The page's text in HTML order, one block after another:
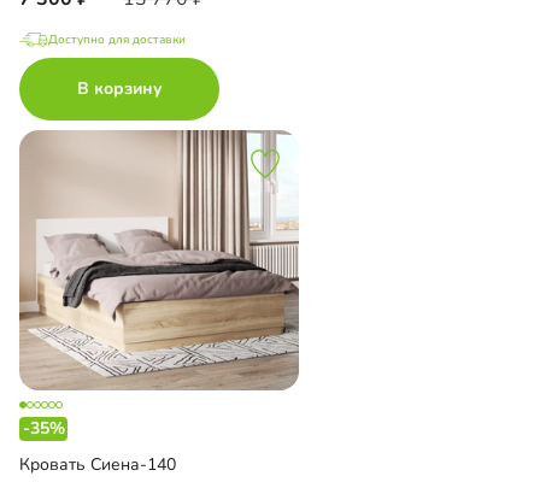
Доступно для доставки
В корзину
-35%
Кровать Сиена-140